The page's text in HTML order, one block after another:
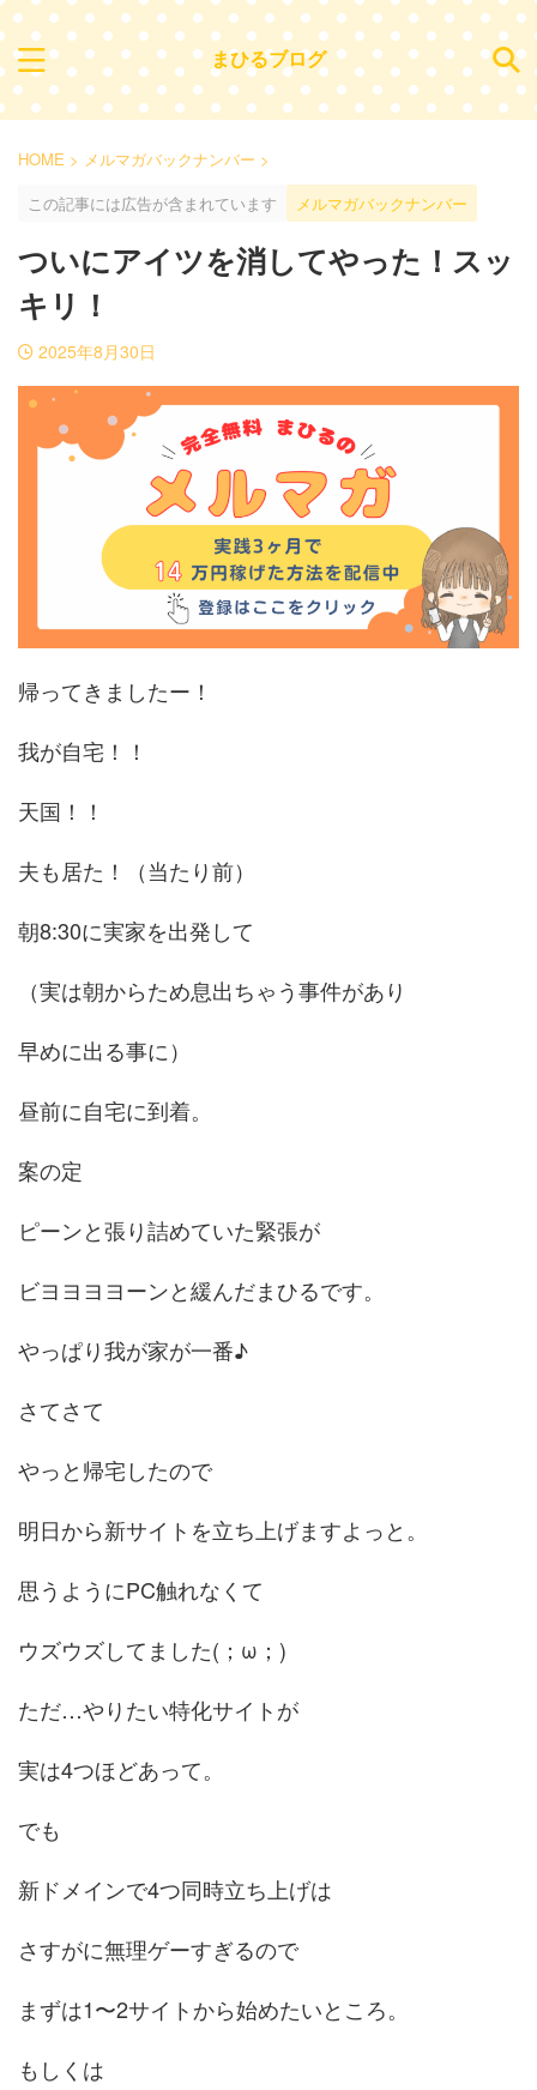
まひるブログ
HOME > メルマガバックナンバー >
この記事には広告が含まれています
メルマガバックナンバー
ついにアイツを消してやった！スッ
キリ！
2025年8月30日
帰ってきましたー！
我が自宅！！
天国！！
夫も居た！（当たり前）
朝8:30に実家を出発して
（実は朝からため息出ちゃう事件があり
早めに出る事に）
昼前に自宅に到着。
案の定
ピーンと張り詰めていた緊張が
ビヨヨヨヨーンと緩んだまひるです。
やっぱり我が家が一番♪
さてさて
やっと帰宅したので
明日から新サイトを立ち上げますよっと。
思うようにPC触れなくて
ウズウズしてました(；ω；)
ただ…やりたい特化サイトが
実は4つほどあって。
でも
新ドメインで4つ同時立ち上げは
さすがに無理ゲーすぎるので
まずは1〜2サイトから始めたいところ。
もしくは